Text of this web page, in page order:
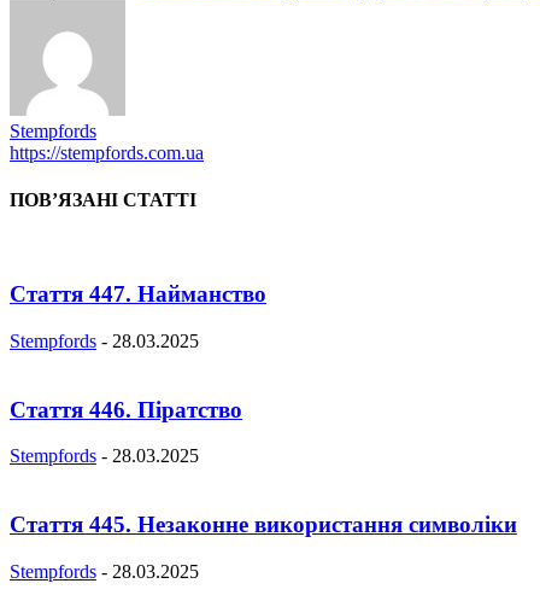
Stempfords
https://stempfords.com.ua
ПОВ’ЯЗАНІ СТАТТІ
Стаття 447. Найманство
Stempfords - 28.03.2025
Стаття 446. Піратство
Stempfords - 28.03.2025
Стаття 445. Незаконне використання символіки
Stempfords - 28.03.2025